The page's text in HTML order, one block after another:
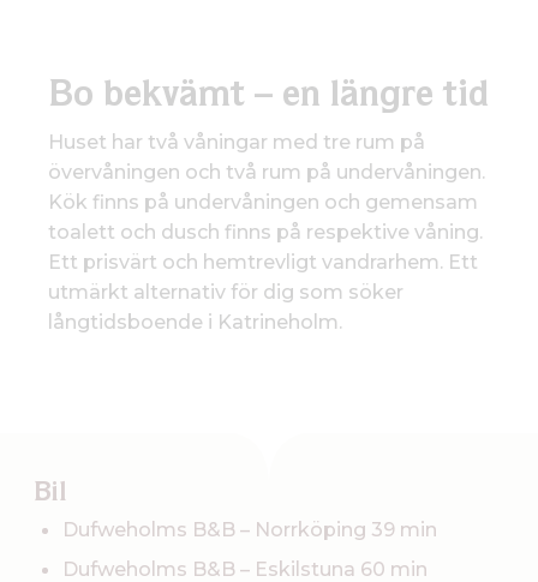
Bo bekvämt – en längre tid
Huset har två våningar med tre rum på
övervåningen och två rum på undervåningen.
Kök finns på undervåningen och gemensam
toalett och dusch finns på respektive våning.
Ett prisvärt och hemtrevligt vandrarhem. Ett
utmärkt alternativ för dig som söker
långtidsboende i Katrineholm.
Bil
Dufweholms B&B – Norrköping 39 min
Dufweholms B&B – Eskilstuna 60 min